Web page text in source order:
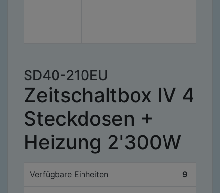
SD40-210EU
Zeitschaltbox IV 4
Steckdosen +
Heizung 2'300W
Verfügbare Einheiten 9